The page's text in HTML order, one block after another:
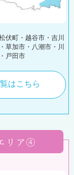
伏町・越谷市・吉川
草加市・八潮市・川
戸田市
はこちら
リア④